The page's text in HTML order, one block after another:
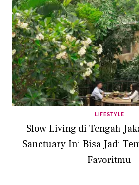
LIFESTYLE
Slow Living di Tengah
Sanctuary Ini Bisa Jadi
Favoritmu